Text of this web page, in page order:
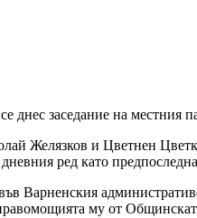
заседание на местния
Желязков и Цветнен
ред като
Варненския
му от